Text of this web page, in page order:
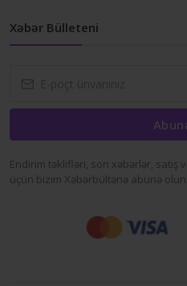
Xəbər Bülleteni
Endirim təklifləri, son xəbərlər, satış
üçün bizim Xəbərbültənə abunə olun.